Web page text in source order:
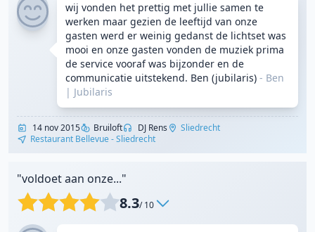
wij vonden het prettig met jullie samen te
werken maar gezien de leeftijd van onze
gasten werd er weinig gedanst de lichtset was
mooi en onze gasten vonden de muziek prima
de service vooraf was bijzonder en de
communicatie uitstekend. Ben (jubilaris) - Ben
| Jubilaris
14 nov 2015 Bruiloft DJ Rens
Sliedrecht
Restaurant Bellevue - Sliedrecht
"voldoet aan onze..."
8.3/ 10